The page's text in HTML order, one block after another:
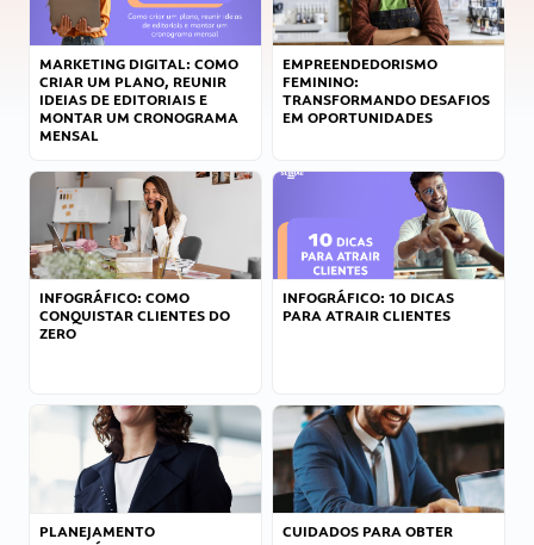
MARKETING DIGITAL: COMO
CRIAR UM PLANO, REUNIR
IDEIAS DE EDITORIAIS E
MONTAR UM CRONOGRAMA
MENSAL
EMPREENDEDORISMO
FEMININO:
TRANSFORMANDO DESAFIOS
EM OPORTUNIDADES
INFOGRÁFICO: COMO
CONQUISTAR CLIENTES DO
ZERO
INFOGRÁFICO: 10 DICAS
PARA ATRAIR CLIENTES
PLANEJAMENTO
CUIDADOS PARA OBTER